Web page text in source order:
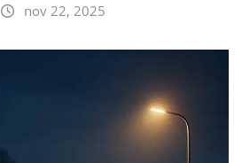
nov 22, 2025